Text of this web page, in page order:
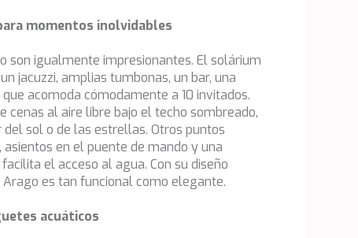
momentos inolvidables
son igualmente impresionantes. El solárium
jacuzzi, amplias tumbonas, un bar, una
acomoda cómodamente a 10 invitados.
cenas al aire libre bajo el techo sombreado,
sol o de las estrellas. Otros puntos
en el puente de mando y una
el acceso al agua. Con su diseño
es tan funcional como elegante.
acuáticos